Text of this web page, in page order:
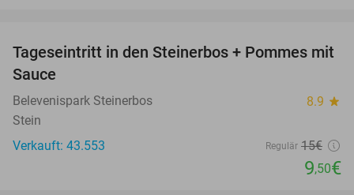
37%
Tageseintritt in den Steinerbos + Pommes mit
Sauce
Belevenispark Steinerbos 8.9 star
Stein
Verkauft: 43.553
Regulär 15€
9,50€